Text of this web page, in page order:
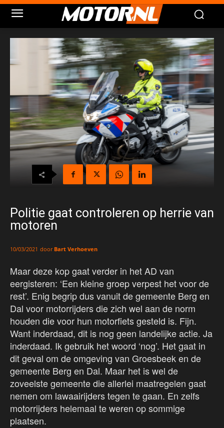
Politie gaat controleren op herrie van
motoren
10/03/2021 door Bart Verhoeven
Maar deze kop gaat verder in het AD van
eergisteren: ‘Een kleine groep verpest het voor de
rest’. Enig begrip dus vanuit de gemeente Berg en
Dal voor motorrijders die zich wel aan de norm
houden die voor hun motorfiets gesteld is. Fijn.
Want inderdaad, dit is nog geen landelijke actie. Ja
inderdaad. Ik gebruik het woord ‘nog’. Het gaat in
dit geval om de omgeving van Groesbeek en de
gemeente Berg en Dal. Maar het is wel de
zoveelste gemeente die allerlei maatregelen gaat
nemen om lawaairijders tegen te gaan. En zelfs
motorrijders helemaal te weren op sommige
plaatsen.